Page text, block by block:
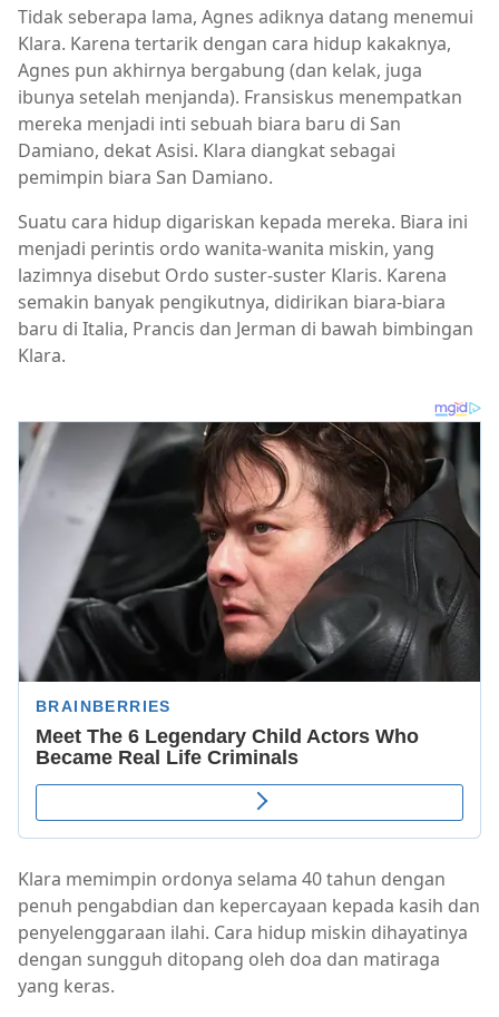
Tidak seberapa lama, Agnes adiknya datang menemui
Klara. Karena tertarik dengan cara hidup kakaknya,
Agnes pun akhirnya bergabung (dan kelak, juga
ibunya setelah menjanda). Fransiskus menempatkan
mereka menjadi inti sebuah biara baru di San
Damiano, dekat Asisi. Klara diangkat sebagai
pemimpin biara San Damiano.
Suatu cara hidup digariskan kepada mereka. Biara ini
menjadi perintis ordo wanita-wanita miskin, yang
lazimnya disebut Ordo suster-suster Klaris. Karena
semakin banyak pengikutnya, didirikan biara-biara
baru di Italia, Prancis dan Jerman di bawah bimbingan
Klara.
Klara memimpin ordonya selama 40 tahun dengan
penuh pengabdian dan kepercayaan kepada kasih dan
penyelenggaraan ilahi. Cara hidup miskin dihayatinya
dengan sungguh ditopang oleh doa dan matiraga
yang keras.